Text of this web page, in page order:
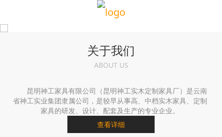
关于我们
ABOUT US
昆明神工家具有限公司（昆明神工实木定制家具厂）是云南
省神工实业集团隶属公司，是较早从事高、中档实木家具、定制
家具的研发、设计、配套及生产的专业企业。
查看详细